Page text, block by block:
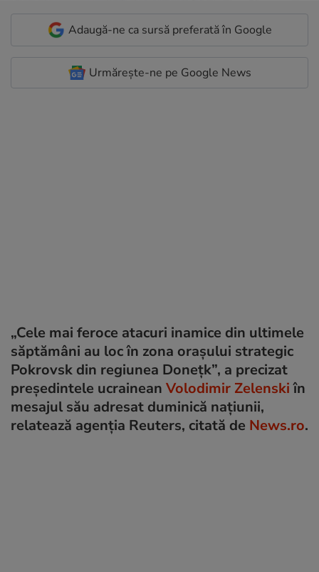
Adaugă-ne ca sursă preferată în Google
Urmărește-ne pe Google News
„Cele mai feroce atacuri inamice din ultimele
săptămâni au loc în zona orașului strategic
Pokrovsk din regiunea Donețk”, a precizat
președintele ucrainean Volodimir Zelenskiîn
mesajul său adresat duminică națiunii,
relatează agenția Reuters, citată de News.ro.